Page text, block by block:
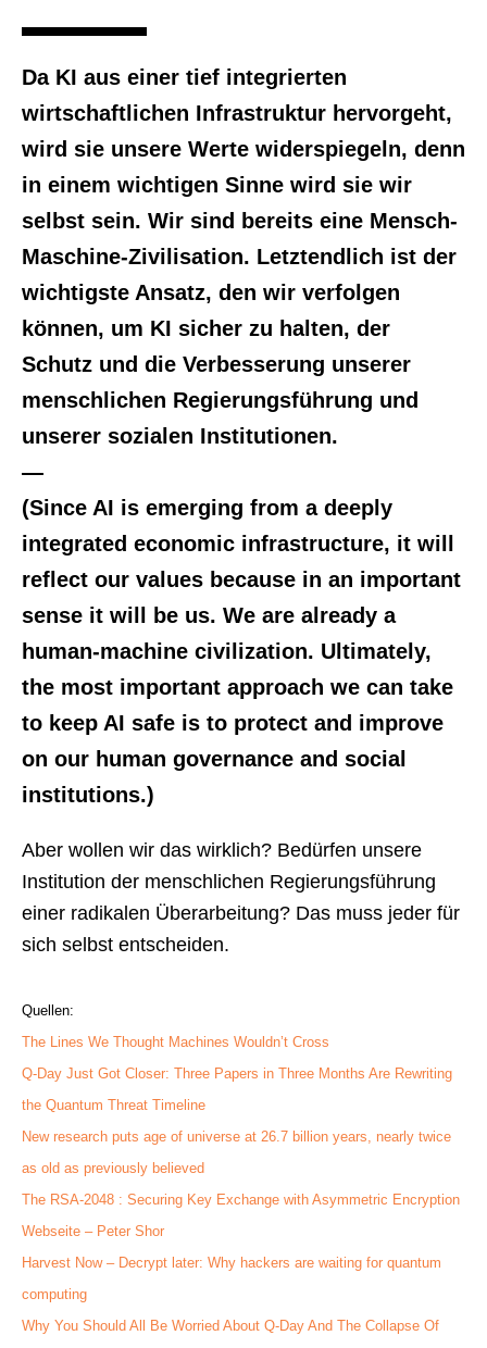
Da KI aus einer tief integrierten
wirtschaftlichen Infrastruktur hervorgeht,
wird sie unsere Werte widerspiegeln, denn
in einem wichtigen Sinne wird sie wir
selbst sein. Wir sind bereits eine Mensch-
Maschine-Zivilisation. Letztendlich ist der
wichtigste Ansatz, den wir verfolgen
können, um KI sicher zu halten, der
Schutz und die Verbesserung unserer
menschlichen Regierungsführung und
unserer sozialen Institutionen.
—
(Since AI is emerging from a deeply
integrated economic infrastructure, it will
reflect our values because in an important
sense it will be us. We are already a
human-machine civilization. Ultimately,
the most important approach we can take
to keep AI safe is to protect and improve
on our human governance and social
institutions.)
Aber wollen wir das wirklich? Bedürfen unsere
Institution der menschlichen Regierungsführung
einer radikalen Überarbeitung? Das muss jeder für
sich selbst entscheiden.
Quellen:
The Lines We Thought Machines Wouldn’t Cross
Q-Day Just Got Closer: Three Papers in Three Months Are Rewriting
the Quantum Threat Timeline
New research puts age of universe at 26.7 billion years, nearly twice
as old as previously believed
The RSA-2048 : Securing Key Exchange with Asymmetric Encryption
Webseite – Peter Shor
Harvest Now – Decrypt later: Why hackers are waiting for quantum
computing
Why You Should All Be Worried About Q-Day And The Collapse Of